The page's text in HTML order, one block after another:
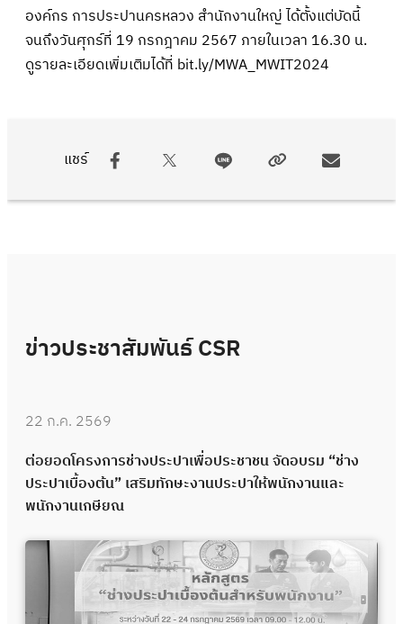
แชร์
องค์กร การประปานครหลวง สำนักงานใหญ่ ได้ตั้งแต่บัดนี้
จนถึงวันศุกร์ที่ 19 กรกฎาคม 2567 ภายในเวลา 16.30 น.
ดูรายละเอียดเพิ่มเติมได้ที่ bit.ly/MWA_MWIT2024
ข่าวประชาสัมพันธ์ CSR
22 ก.ค. 2569
ต่อยอดโครงการช่างประปาเพื่อประชาชน จัดอบรม “ช่าง
ประปาเบื้องต้น” เสริมทักษะงานประปาให้พนักงานและ
พนักงานเกษียณ